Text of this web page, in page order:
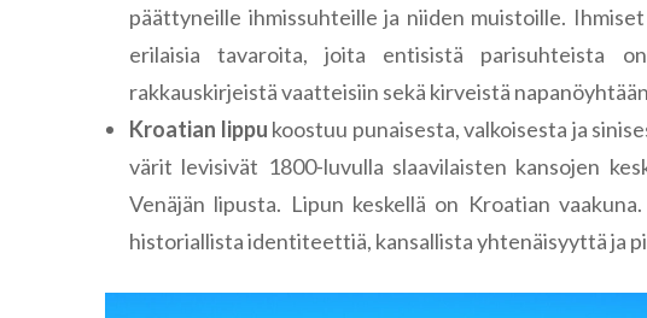
päättyneille ihmissuhteille ja niiden muistoille.
erilaisia tavaroita, joita entisistä parisuhteista
rakkauskirjeistä vaatteisiin sekä kirveistä
Kroatian lippu koostuu punaisesta, valkoisesta ja
värit levisivät 1800-luvulla slaavilaisten kansojen
Venäjän lipusta. Lipun keskellä on Kroatian
historiallista identiteettiä, kansallista yhtenäisyyttä ja